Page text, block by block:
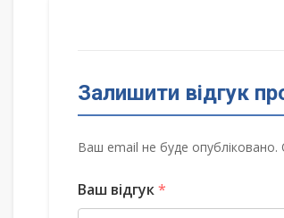
Залишити відгук
Ваш email не буде опубліковано.
Ваш відгук*